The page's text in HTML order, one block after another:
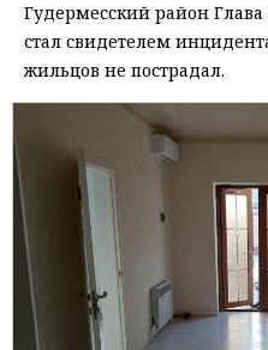
Гудермесский район
стал свидетелем
жильцов не пострадал.